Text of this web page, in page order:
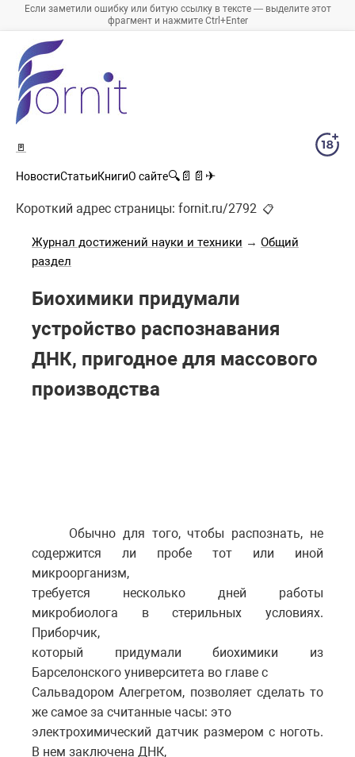
Если заметили ошибку или битую ссылку в тексте — выделите этот
фрагмент и нажмите Ctrl+Enter
🚪
НовостиСтатьиКнигиО сайте🔍 📄 📄 ✈
Короткий адрес страницы: fornit.ru/2792 📋
Журнал достижений науки и техники → Общий
раздел
Биохимики придумали
устройство распознавания
ДНК, пригодное для массового
производства
Обычно для того, чтобы распознать, не
содержится ли пробе тот или иной
микроорганизм,
требуется несколько дней работы
микробиолога в стерильных условиях.
Приборчик,
который придумали биохимики из
Барселонского университета во главе с
Сальвадором Алегретом, позволяет сделать то
же самое за считанные часы: это
электрохимический датчик размером с ноготь.
В нем заключена ДНК,